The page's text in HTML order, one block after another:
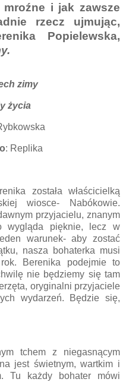
i jak zawsze
rzecz ujmując,
Popielewska,
zimy
życia
: Replika
została właścicielką
wiosce- Nabókowie.
przyjacielu, znanym
wygląda pięknie, lecz w
warunek- aby zostać
nasza bohaterka musi
Berenika podejmie to
nie będziemy się tam
oryginalni przyjaciele
wydarzeń. Będzie się,
tchem z niegasnącym
jest świetnym, wartkim i
Tu każdy bohater mówi